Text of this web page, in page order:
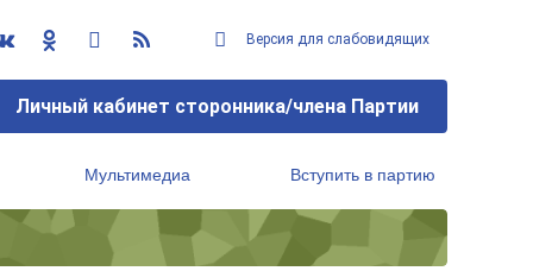
Версия для слабовидящих
Личный кабинет сторонника/члена Партии
Мультимедиа Вступить в партию